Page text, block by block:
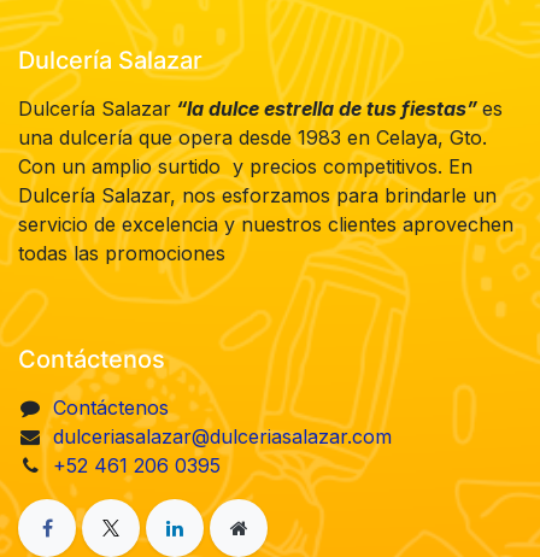
Dulcería Salazar
Dulcería Salazar “la dulce estrella de tus fiestas”es
una dulcería que opera desde 1983 en Celaya, Gto.
Con un amplio surtido y precios competitivos. En
Dulcería Salazar, nos esforzamos para brindarle un
servicio de excelencia y nuestros clientes aprovechen
todas las promociones
Contáctenos
Contáctenos
dulceriasalazar@dulceriasalazar.com
+52 461 206 0395